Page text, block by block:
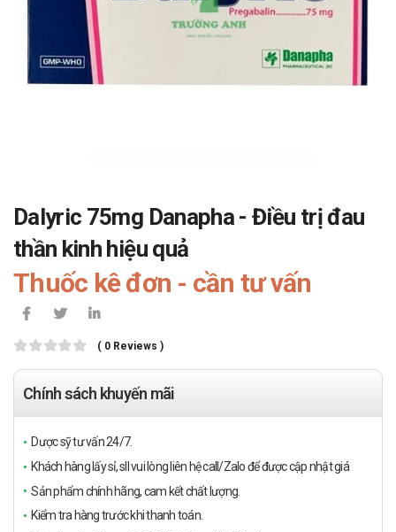
Dalyric 75mg Danapha - Điều trị đau
thần kinh hiệu quả
Thuốc kê đơn - cần tư vấn
( 0 Reviews )
Chính sách khuyến mãi
Dược sỹ tư vấn 24/7.
Khách hàng lấy sỉ, sll vui lòng liên hệ call/Zalo để được cập nhật giá
Sản phẩm chính hãng, cam kết chất lượng.
Kiểm tra hàng trước khi thanh toán.